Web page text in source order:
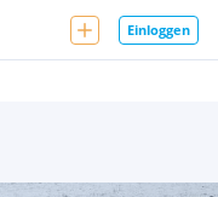
Einloggen